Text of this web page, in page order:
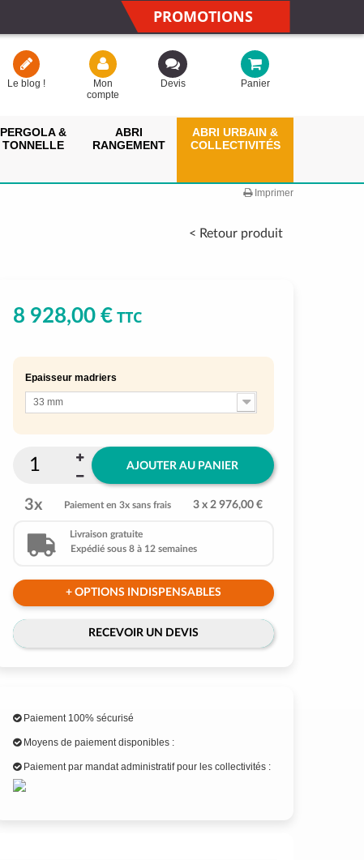
PROMOTIONS
Le blog !
Mon
compte
Devis Panier
PERGOLA &
TONNELLE
ABRI
RANGEMENT
ABRI URBAIN &
COLLECTIVITÉS
Imprimer
< Retour produit
8 928,00 €TTC
Epaisseur madriers
33 mm
AJOUTER AU PANIER
3x Paiement en 3x sans frais 3 x 2 976,00 €
Livraison gratuite
Expédié sous 8 à 12 semaines
+ OPTIONS INDISPENSABLES
RECEVOIR UN DEVIS
Paiement 100% sécurisé
Moyens de paiement disponibles :
Paiement par mandat administratif pour les collectivités :